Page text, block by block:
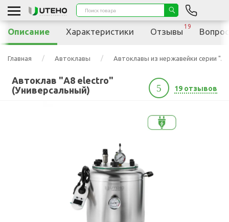
Главная Автоклавы Автоклавы из нержавейки серии "А"
Автоклав "А8 electro"
(Универсальный)
5 19 отзывов
Описание Характеристики Отзывы
19